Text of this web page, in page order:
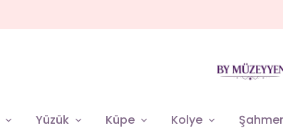
Yüzük Küpe Kolye